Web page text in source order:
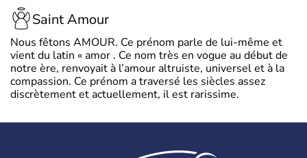
Saint Amour
Nous fêtons AMOUR. Ce prénom parle de lui-même et
vient du latin « amor . Ce nom très en vogue au début de
notre ère, renvoyait à l’amour altruiste, universel et à la
compassion. Ce prénom a traversé les siècles assez
discrètement et actuellement, il est rarissime.